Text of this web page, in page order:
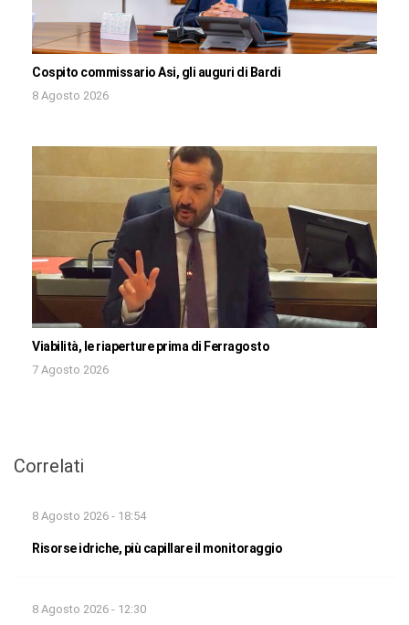
Cospito commissario Asi, gli auguri di Bardi
8 Agosto 2026
Viabilità, le riaperture prima di Ferragosto
7 Agosto 2026
Correlati
8 Agosto 2026 - 18:54
Risorse idriche, più capillare il monitoraggio
8 Agosto 2026 - 12:30